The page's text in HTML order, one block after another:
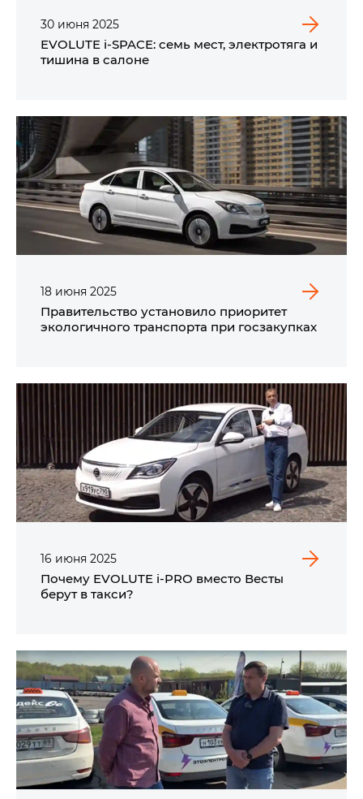
30 июня 2025
EVOLUTE i‑SPACE: семь мест, электротяга и
тишина в салоне
18 июня 2025
Правительство установило приоритет
экологичного транспорта при госзакупках
16 июня 2025
Почему EVOLUTE i‑PRO вместо Весты
берут в такси?